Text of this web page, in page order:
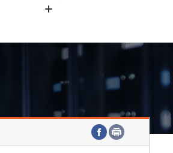
연구원 고객헌장
주요업무연락처